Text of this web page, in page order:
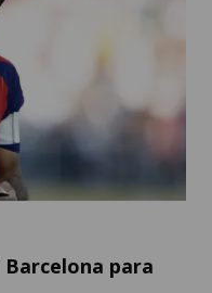
para